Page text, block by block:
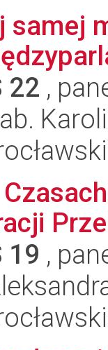
samej
22 ,
19 ,